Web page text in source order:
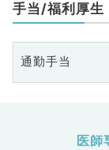
手当/福利厚生
通勤手当
医師